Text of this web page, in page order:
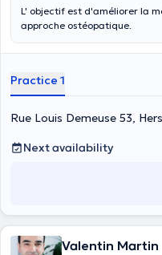
L' objectif est d'améliorer la
approche ostéopatique.
Practice 1
Rue Louis Demeuse 53,
Next availability
Valentin Martin